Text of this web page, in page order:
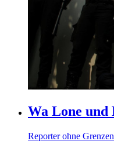
Wa Lone und
Reporter ohne